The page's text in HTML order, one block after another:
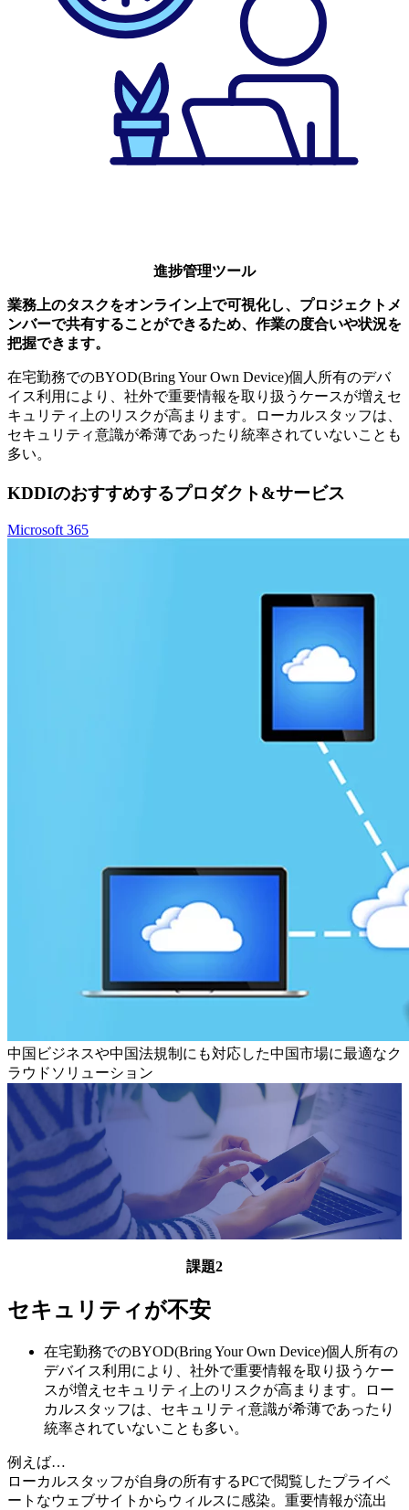
進捗管理ツール
業務上のタスクをオンライン上で可視化し、プロジェクトメ
ンバーで共有することができるため、作業の度合いや状況を
把握できます。
在宅勤務でのBYOD(Bring Your Own Device)個人所有のデバ
イス利用により、社外で重要情報を取り扱うケースが増えセ
キュリティ上のリスクが高まります。ローカルスタッフは、
セキュリティ意識が希薄であったり統率されていないことも
多い。
KDDIのおすすめするプロダクト&サービス
Microsoft 365
中国ビジネスや中国法規制にも対応した中国市場に最適なク
ラウドソリューション
課題2
セキュリティが不安
在宅勤務でのBYOD(Bring Your Own Device)個人所有の
デバイス利用により、社外で重要情報を取り扱うケー
スが増えセキュリティ上のリスクが高まります。ロー
カルスタッフは、セキュリティ意識が希薄であったり
統率されていないことも多い。
例えば…
ローカルスタッフが自身の所有するPCで閲覧したプライベ
ートなウェブサイトからウィルスに感染。重要情報が流出